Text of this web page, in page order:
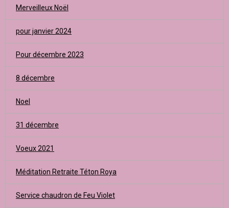
Merveilleux Noël
pour janvier 2024
Pour décembre 2023
8 décembre
Noel
31 décembre
Voeux 2021
Méditation Retraite Téton Roya
Service chaudron de Feu Violet